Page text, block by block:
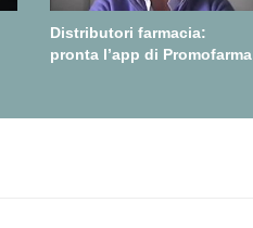
Distributori farmacia:
pronta l’app di Promofarma